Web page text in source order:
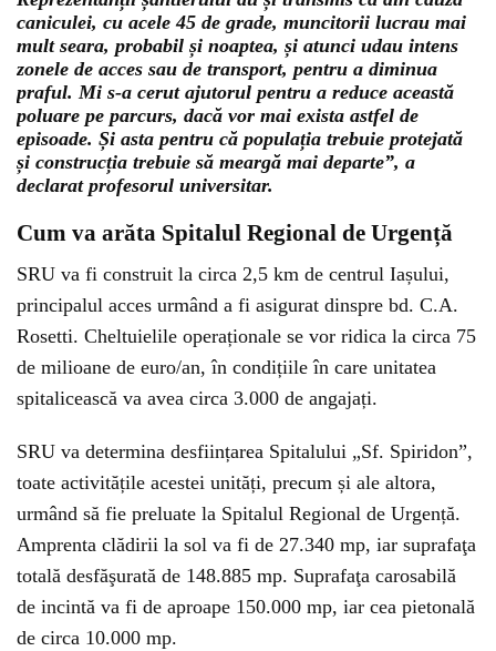
caniculei, cu acele 45 de grade, muncitorii lucrau mai
mult seara, probabil și noaptea, și atunci udau intens
zonele de acces sau de transport, pentru a diminua
praful. Mi s-a cerut ajutorul pentru a reduce această
poluare pe parcurs, dacă vor mai exista astfel de
episoade. Și asta pentru că populația trebuie protejată
și construcția trebuie să meargă mai departe”, a
declarat profesorul universitar.
Cum va arăta Spitalul Regional de Urgență
SRU va fi construit la circa 2,5 km de centrul Iașului,
principalul acces urmând a fi asigurat dinspre bd. C.A.
Rosetti. Cheltuielile operaționale se vor ridica la circa 75
de milioane de euro/an, în condițiile în care unitatea
spitalicească va avea circa 3.000 de angajați.
SRU va determina desființarea Spitalului „Sf. Spiridon”,
toate activitățile acestei unități, precum și ale altora,
urmând să fie preluate la Spitalul Regional de Urgență.
Amprenta clădirii la sol va fi de 27.340 mp, iar suprafaţa
totală desfăşurată de 148.885 mp. Suprafaţa carosabilă
de incintă va fi de aproape 150.000 mp, iar cea pietonală
de circa 10.000 mp.